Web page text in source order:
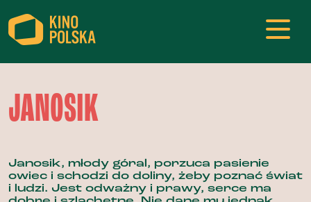
JANOSIK
Janosik, młody góral, porzuca pasienie
owiec i schodzi do doliny, żeby poznać świat
i ludzi. Jest odważny i prawy, serce ma